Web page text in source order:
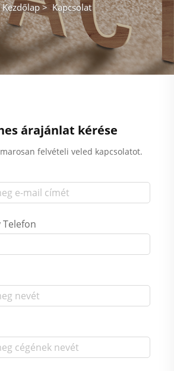
Kezdőlap>Kapcsolat
árajánlat kérése
felvételi veled kapcsolatot.
Telefon